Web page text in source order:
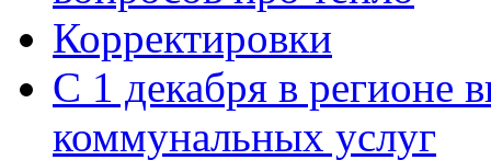
Корректировки
С 1 декабря в регионе
коммунальных услуг